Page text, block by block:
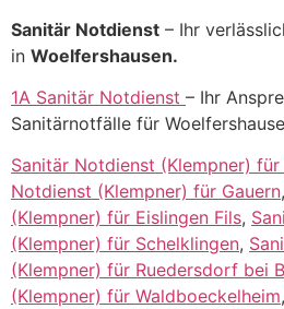
Sanitär Notdienst – Ihr
in Woelfershausen.
1A Sanitär Notdienst – Ihr
Sanitärnotfälle für
Sanitär Notdienst (Klempner) für
Notdienst (Klempner) für Gauern,
(Klempner) für Eislingen Fils,
(Klempner) für Schelklingen,
(Klempner) für Ruedersdorf bei
(Klempner) für Waldboeckelheim,